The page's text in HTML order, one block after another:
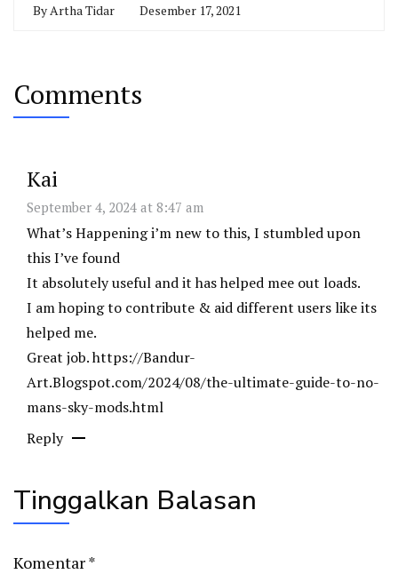
By Artha Tidar Desember 17, 2021
Comments
Kai
September 4, 2024 at 8:47 am
What’s Happening i’m new to this, I stumbled upon
this I’ve found
It absolutely useful and it has helped mee out loads.
I am hoping to contribute & aid different users like its
helped me.
Great job.https://Bandur-
Art.Blogspot.com/2024/08/the-ultimate-guide-to-no-
mans-sky-mods.html
Reply
Tinggalkan Balasan
Komentar*